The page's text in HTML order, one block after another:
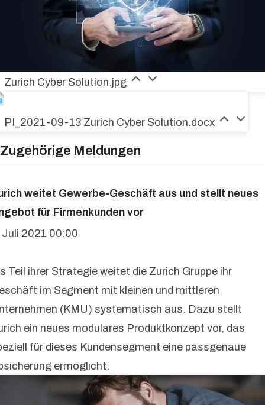
Zurich Cyber Solution.jpg
PI_2021-09-13 Zurich Cyber Solution.docx
Zugehörige Meldungen
weitet Gewerbe-Geschäft aus und stellt neues
für Firmenkunden vor
Juli 2021 00:00
Teil ihrer Strategie weitet die Zurich Gruppe ihr
im Segment mit kleinen und mittleren
(KMU) systematisch aus. Dazu stellt
ein neues modulares Produktkonzept vor, das
für dieses Kundensegment eine passgenaue
ermöglicht.